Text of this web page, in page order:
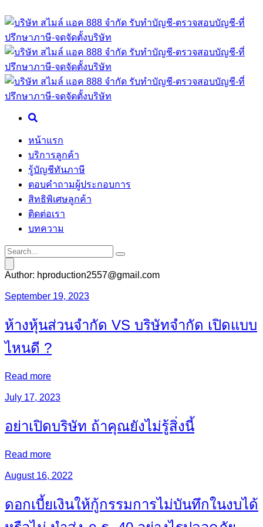
หน้าแรก
บริการลูกค้า
รู้บัญชีทันภาษี
ตอบคำถามผู้ประกอบการ
สิทธิพิเศษลูกค้า
ติดต่อเรา
บทความ
Author: hproduction2557@gmail.com
September 19, 2023
ห้างหุ้นส่วนจำกัด VS บริษัทจำกัด เปิดแบบ
ไหนดี ?
Read more
July 17, 2023
อย่าเปิดบริษัท ถ้าคุณยังไม่รู้สิ่งนี้
Read more
August 16, 2022
ดอกเบี้ยเงินให้กู้กรรมการไม่บันทึกในงบได้